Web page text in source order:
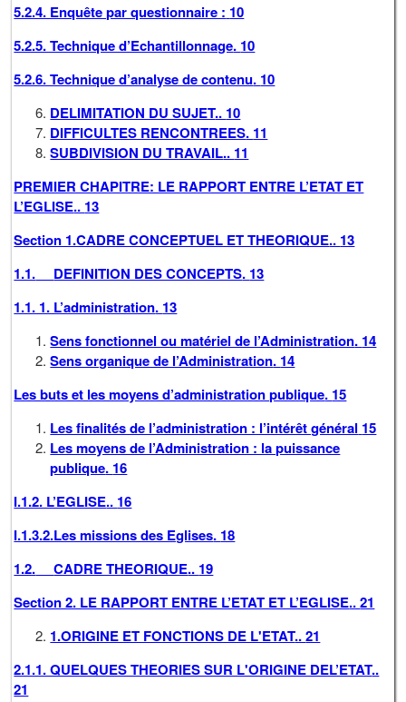
5.2.4. Enquête par questionnaire : 10
5.2.5. Technique d’Echantillonnage. 10
5.2.6. Technique d’analyse de contenu. 10
DELIMITATION DU SUJET.. 10
DIFFICULTES RENCONTREES. 11
SUBDIVISION DU TRAVAIL.. 11
PREMIER CHAPITRE: LE RAPPORT ENTRE L’ETAT ET
L’EGLISE.. 13
Section 1.CADRE CONCEPTUEL ET THEORIQUE.. 13
1.1.
DEFINITION DES CONCEPTS. 13
1.1. 1. L’administration. 13
Sens fonctionnel ou matériel de l’Administration. 14
Sens organique de l’Administration. 14
Les buts et les moyens d’administration publique. 15
Les finalités de l’administration : l’intérêt général 15
Les moyens de l’Administration : la puissance
publique. 16
I.1.2. L’EGLISE.. 16
I.1.3.2.Les missions des Eglises. 18
1.2.
CADRE THEORIQUE.. 19
Section 2. LE RAPPORT ENTRE L’ETAT ET L’EGLISE..21
1.ORIGINE ET FONCTIONS DE L'ETAT..21
2.1.1. QUELQUES THEORIES SUR L'ORIGINE DEL’ETAT..
21